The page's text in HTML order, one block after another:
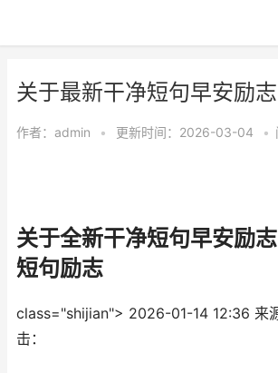
​关于最新干净短句早安励志
作者： admin • 更新时间：2026-03-04 •
关于全新干净短句早安励
短句励志
class="shijian"> 2026-01-14 12:36 来
击：